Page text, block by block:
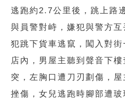
逃跑約2.7公里後，跳上路
與員警對峙，嫌犯與警方
犯跳下貨車逃竄，闖入對
店內，男屋主聽到聲音下
突，左胸口遭刀刃劃傷，
挫傷，女兒逃跑時腳部遭玻